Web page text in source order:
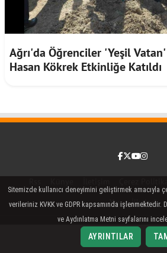
Ağrı'da Öğrenciler 'Yeşil
Hasan Kökrek Etkinliğe Katıldı
Facebook
Twitter (X)
YouTube
Yayın İlkeleri
Sitemizde kullanıcı deneyimini geliştirmek amacıyla
verileriniz KVKK ve GDPR kapsamında işlenmektedir.
ve Aydınlatma Metni sayfalarını
AYRINTILAR